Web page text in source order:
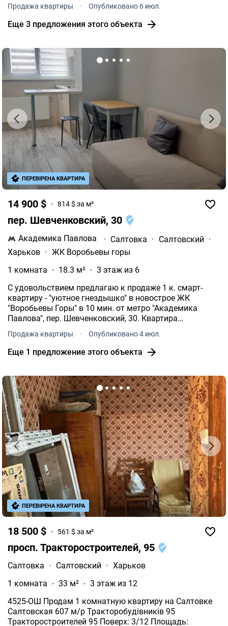
Продажа квартиры · Опубликовано 6 июл.
Еще 3 предложения этого объекта
14 900 $ 814 $ за м²
пер. Шевченковский, 30
Академика Павлова · Салтовка · Салтовский ·
Харьков · ЖК Воробьевы горы
1 комната
18.3 м²
3 этаж из 6
С удовольствием предлагаю к продаже 1 к. смарт-
квартиру - "уютное гнездышко" в новострое ЖК
"Воробьевы Горы" в 10 мин. от метро "Академика
Павлова", пер. Шевченковский, 30. Квартира
Общая площадь 18, 5м2. Со всеми удобствами.
Продажа квартиры · Опубликовано 4 июл.
Еще 1 предложение этого объекта
ПЕРЕВІРЕНА КВАРТИРА
18 500 $ 561 $ за м²
просп. Тракторостроителей, 95
Салтовка · Салтовский · Харьков
1 комната
33 м²
3 этаж из 12
4525-ОШ Продам 1 комнатную квартиру на Салтовке
Салтовская 607 м/р Тракторобудівників 95
Тракторостроителей 95 Поверх: 3/12 Площадь:
ПЕРЕВІРЕНА КВАРТИРА